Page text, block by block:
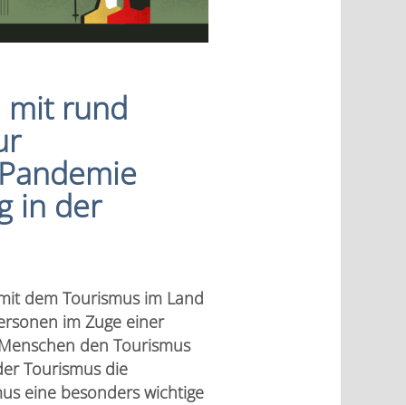
mit rund
in der
dem Tourismus im Land
im Zuge einer
den Tourismus
Tourismus die
eine besonders wichtige